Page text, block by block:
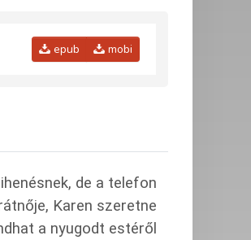
epub mobi
de a telefon
Karen szeretne
a nyugodt estéről